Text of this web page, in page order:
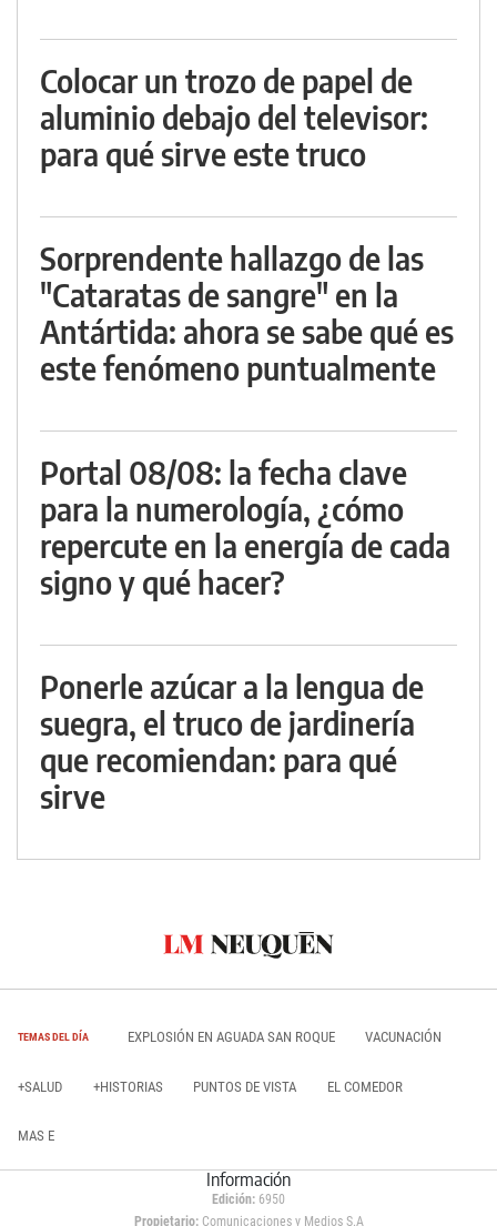
Colocar un trozo de papel de
aluminio debajo del televisor:
para qué sirve este truco
Sorprendente hallazgo de las
"Cataratas de sangre" en la
Antártida: ahora se sabe qué es
este fenómeno puntualmente
Portal 08/08: la fecha clave
para la numerología, ¿cómo
repercute en la energía de cada
signo y qué hacer?
Ponerle azúcar a la lengua de
suegra, el truco de jardinería
que recomiendan: para qué
sirve
TEMAS DEL DÍA EXPLOSIÓN EN AGUADA SAN ROQUE VACUNACIÓN
+SALUD +HISTORIAS PUNTOS DE VISTA EL COMEDOR
MAS E
Información
Edición: 6950
Propietario:Comunicaciones y Medios S.A